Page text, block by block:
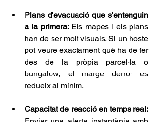
Plans d'evacuació que s'entenguin
a la primera: Els mapes i els plans
han de ser molt visuals. Si un hoste
pot veure exactament què ha de fer
des de la pròpia parcel·la o
bungalow, el marge derror es
redueix al mínim.
Capacitat de reacció en temps real: